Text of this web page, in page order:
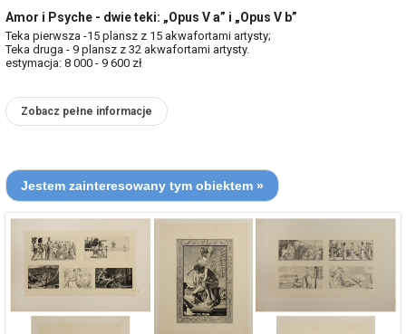
Amor i Psyche - dwie teki: „Opus V a” i „Opus V b”
Teka pierwsza -15 plansz z 15 akwafortami artysty;
Teka druga - 9 plansz z 32 akwafortami artysty.
estymacja: 8 000 - 9 600 zł
Zobacz pełne informacje